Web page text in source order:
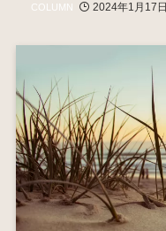
COLUMN 2024年1月17日